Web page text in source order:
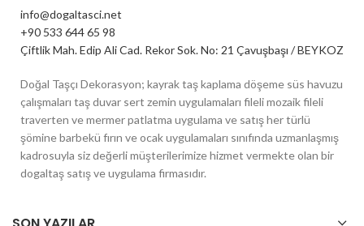
info@dogaltasci.net
+90 533 644 65 98
Çiftlik Mah. Edip Ali Cad. Rekor Sok. No: 21 Çavuşbaşı / BEYKOZ
Doğal Taşçı Dekorasyon; kayrak taş kaplama döşeme süs havuzu
çalışmaları taş duvar sert zemin uygulamaları fileli mozaik fileli
traverten ve mermer patlatma uygulama ve satış her türlü
şömine barbekü fırın ve ocak uygulamaları sınıfında uzmanlaşmış
kadrosuyla siz değerli müşterilerimize hizmet vermekte olan bir
dogaltaş satış ve uygulama firmasıdır.